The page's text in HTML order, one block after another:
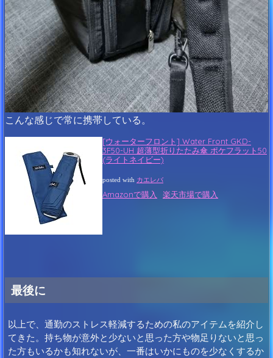
こんな感じで常に携帯している。
[ウォーターフロント] Water Front GKD-
3F50-UH 超薄型折りたたみ傘 ポケフラット50
(ライトネイビー)
posted with カエレバ
Amazonで購入 楽天市場で購入
最後に
以上で、通勤のストレス軽減するための私のアイテムを紹介し
てきた。持ち物が意外と少ないと思った方や物足りないと思っ
た方もいるかも知れないが、一番はいかにものを少なくするか